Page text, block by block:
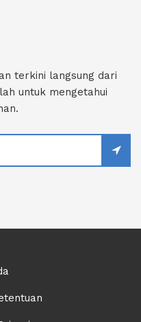
terkini langsung dari
untuk mengetahui